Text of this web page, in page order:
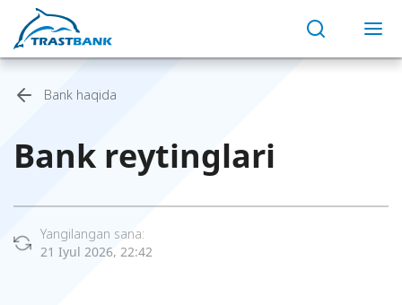
Bank haqida
Bank reytinglari
Yangilangan sana:
21 Iyul 2026, 22:42